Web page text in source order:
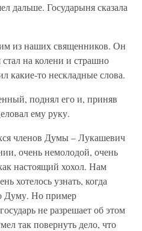
дальше. Государыня сказала
из наших священников. Он
на колени и страшно
какие-то нескладные слова.
поднял его и, приняв
ему руку.
членов Думы – Лукашевич
очень немолодой, очень
настоящий хохол. Нам
хотелось узнать, когда
Думу. Но пример
не разрешает об этом
так повернуть дело, что